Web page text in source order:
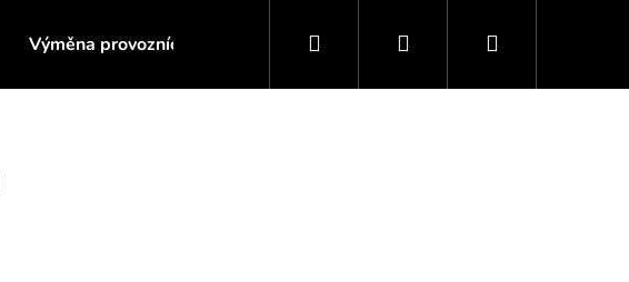
Výměna provozních kapalin Servis motoru / Převodovky
Hledat PřihlášeníNákupní